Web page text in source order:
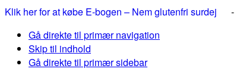
Klik her for at købe E-bogen – Nem glutenfri surdej -
Gå direkte til primær navigation
Skip til indhold
Gå direkte til primær sidebar